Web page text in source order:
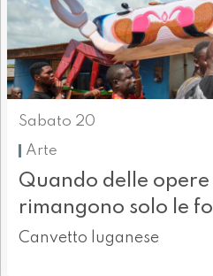
Sabato 20
Arte
Quando delle
rimangono solo le
Canvetto luganese